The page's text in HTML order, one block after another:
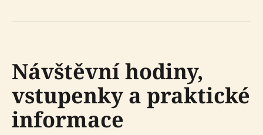
Návštěvní hodiny,
vstupenky a praktické
informace